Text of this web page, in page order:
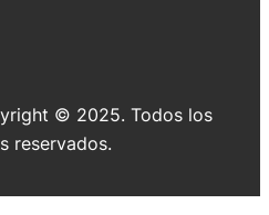
© 2025. Todos los
reservados.